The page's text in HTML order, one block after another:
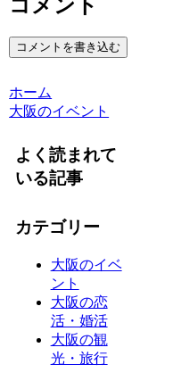
コメント
コメントを書き込む
ホーム
大阪のイベント
よく読まれて
いる記事
カテゴリー
大阪のイベ
ント
大阪の恋
活・婚活
大阪の観
光・旅行